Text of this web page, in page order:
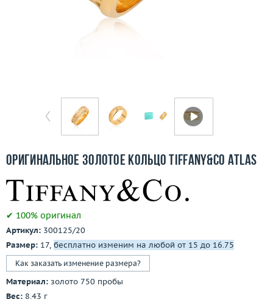
Ломбард
3D-тур по шоуруму
Оригинальное золотое кольцо Tiffany&Co Atlas
✔ 100% оригинал
Артикул: 300125/20
Размер: 17, бесплатно изменим на любой от 15 до 16.75
Как заказать изменение размера?
Материал: золото 750 пробы
Вес: 8.43 г